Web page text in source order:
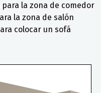
la zona de comedor
la zona de salón
colocar un sofá